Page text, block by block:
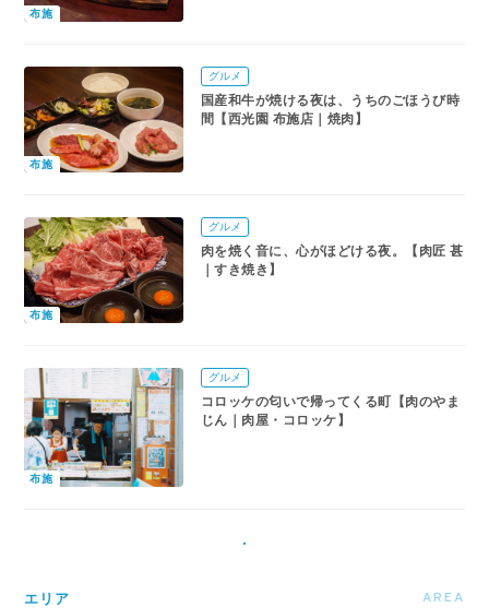
布施
布施
グルメ
国産和牛が焼ける夜は、うちのごほうび時
間【西光園 布施店｜焼肉】
布施
グルメ
肉を焼く音に、心がほどける夜。【肉匠 甚
｜すき焼き】
布施
グルメ
コロッケの匂いで帰ってくる町【肉のやま
じん｜肉屋・コロッケ】
エリア AREA